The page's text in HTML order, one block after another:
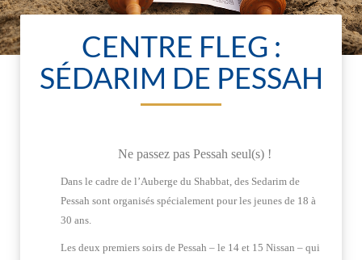
CENTRE FLEG :
SÉDARIM DE PESSAH
Ne passez pas Pessah seul(s) !
Dans le cadre de l’Auberge du Shabbat, des Sedarim de
Pessah sont organisés spécialement pour les jeunes de 18 à
30 ans.
Les deux premiers soirs de Pessah – le 14 et 15 Nissan – qui